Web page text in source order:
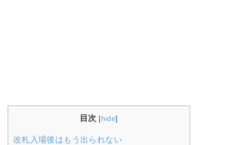
目次 [hide]
改札入場後はもう出られない